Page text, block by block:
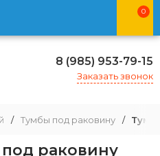
0
8 (985) 953-79-15
Заказать звонок
/ Тумбы под раковину /
раковину